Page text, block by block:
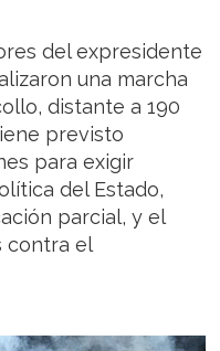
del expresidente
una marcha
distante a 190
previsto
para exigir
del Estado,
parcial, y el
contra el